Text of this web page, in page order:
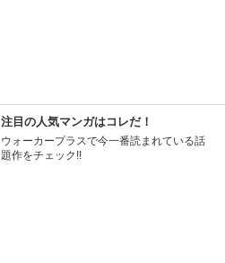
注目の人気マンガはコレだ！
ウォーカープラスで今一番読まれている話
題作をチェック!!